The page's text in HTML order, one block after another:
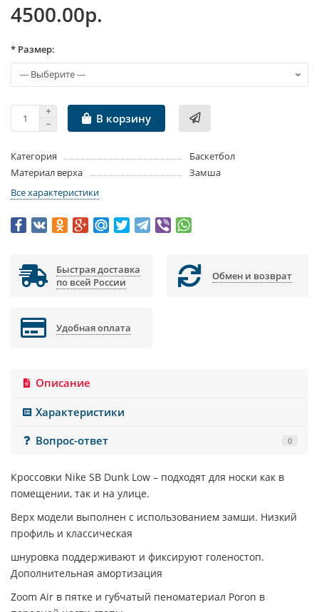
4500.00р.
* Размер:
В корзину
Категория
Баскетбол
Материал верха
Замша
Все характеристики
Быстрая доставка
по всей России
Обмен и возврат
Удобная оплата
Описание
Характеристики
Вопрос-ответ
0
Кроссовки Nike SB Dunk Low – подходят для носки как в
помещении, так и на улице.
Верх модели выполнен с использованием замши. Низкий
профиль и классическая
шнуровка поддерживают и фиксируют голеностоп.
Дополнительная амортизация
Zoom Air в пятке и губчатый пеноматериал Poron в